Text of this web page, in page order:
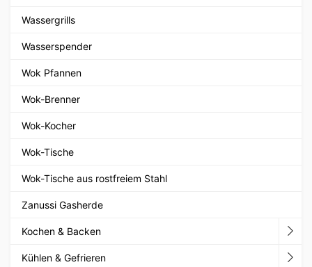
Wassergrills
Wasserspender
Wok Pfannen
Wok-Brenner
Wok-Kocher
Wok-Tische
Wok-Tische aus rostfreiem Stahl
Zanussi Gasherde
Kochen & Backen
Kühlen & Gefrieren